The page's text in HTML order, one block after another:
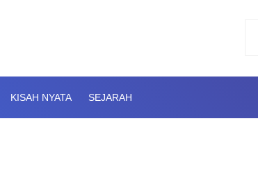
KISAH NYATA SEJARAH